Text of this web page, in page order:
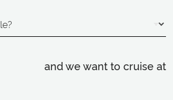
and we want to cruise at